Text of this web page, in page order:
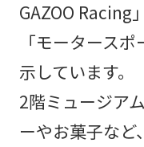
GAZOO Racing
「モータース
示しています。
2階ミュージア
ーやお菓子な